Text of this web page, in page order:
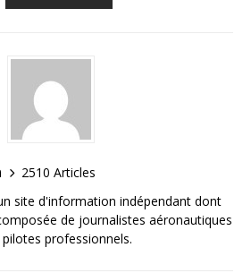
2510 Articles
site d'information indépendant dont
de journalistes aéronautiques
professionnels.